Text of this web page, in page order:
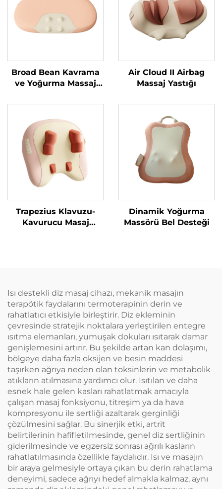
Broad Bean Kavrama
ve Yoğurma Massaj
Air Cloud II Airbag
Massaj Yastığı
Trapezius Klavuzu-
Kavurucu Masaj
Dinamik Yoğurma
Massörü Bel Desteği
Isı destekli diz masaj cihazı, mekanik masajın
terapötik faydalarını termoterapinin derin ve
rahatlatıcı etkisiyle birleştirir. Diz ekleminin
çevresinde stratejik noktalara yerleştirilen entegre
ısıtma elemanları, yumuşak dokuları ısıtarak damar
genişlemesini artırır. Bu şekilde artan kan dolaşımı,
bölgeye daha fazla oksijen ve besin maddesi
taşırken ağrıya neden olan toksinlerin ve metabolik
atıkların atılmasına yardımcı olur. Isıtılan ve daha
esnek hale gelen kasları rahatlatmak amacıyla
çalışan masaj fonksiyonu, titreşim ya da hava
kompresyonu ile sertliği azaltarak gerginliği
çözülmesini sağlar. Bu sinerjik etki, artrit
belirtilerinin hafifletilmesinde, genel diz sertliğinin
giderilmesinde ve egzersiz sonrası ağrılı kasların
rahatlatılmasında özellikle faydalıdır. Isı ve masajın
bir araya gelmesiyle ortaya çıkan bu derin rahatlama
deneyimi, sadece ağrıyı hedef almakla kalmaz, aynı